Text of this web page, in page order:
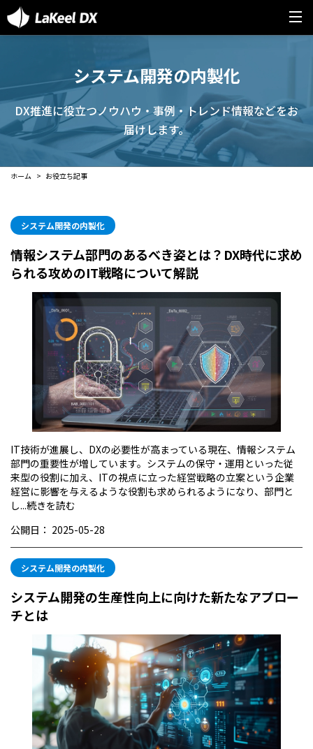
システム開発の内製化
DX推進に役立つノウハウ・事例・トレンド情報などをお
届けします。
ホーム お役立ち記事
システム開発の内製化
情報システム部門のあるべき姿とは？DX時代に求め
られる攻めのIT戦略について解説
IT技術が進展し、DXの必要性が高まっている現在、情報システム
部門の重要性が増しています。システムの保守・運用といった従
来型の役割に加え、ITの視点に立った経営戦略の立案という企業
経営に影響を与えるような役割も求められるようになり、部門と
し...続きを読む
公開日： 2025-05-28
システム開発の内製化
システム開発の生産性向上に向けた新たなアプロー
チとは